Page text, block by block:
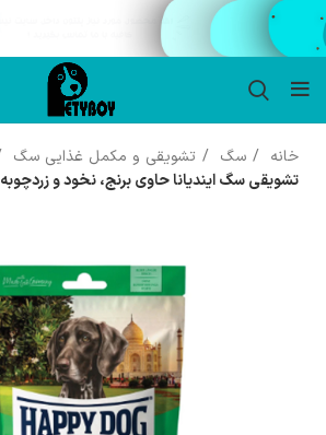
خانه سگ تشویقی و مکمل غذایی سگ
تشویقی سگ ایندیانا حاوی برنج، نخود و زردچوبه Happy Dog